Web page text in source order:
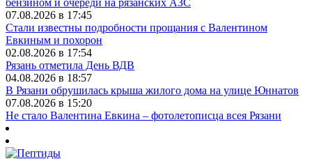
бензином и очереди на рязанских АЗС
07.08.2026 в 17:45
Стали известны подробности прощания с Валентином
Евкиным и похорон
02.08.2026 в 17:54
Рязань отметила День ВДВ
04.08.2026 в 18:57
В Рязани обрушилась крыша жилого дома на улице Юннатов
07.08.2026 в 15:20
Не стало Валентина Евкина – фотолетописца всея Рязани